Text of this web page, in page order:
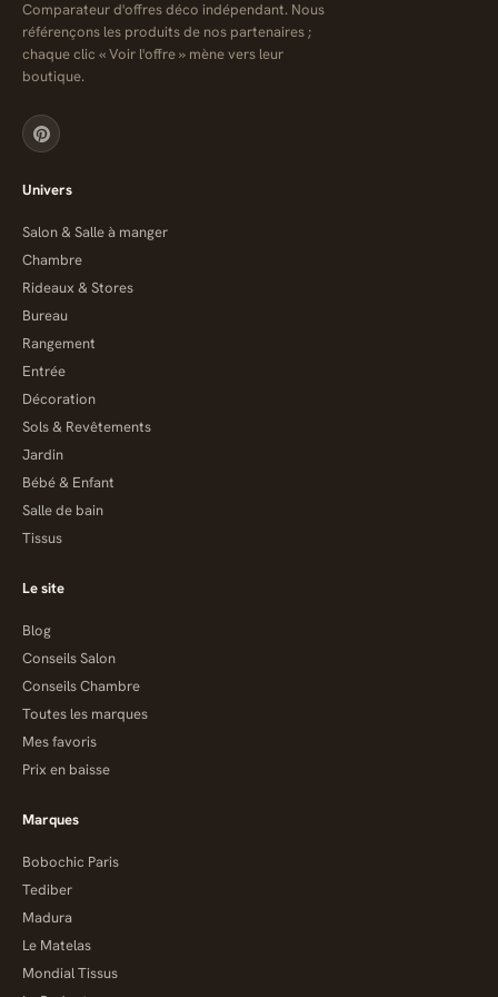
Comparateur d'offres déco indépendant. Nous
référençons les produits de nos partenaires ;
chaque clic « Voir l'offre » mène vers leur
boutique.
Univers
Salon & Salle à manger
Chambre
Rideaux & Stores
Bureau
Rangement
Entrée
Décoration
Sols & Revêtements
Jardin
Bébé & Enfant
Salle de bain
Tissus
Le site
Blog
Conseils Salon
Conseils Chambre
Toutes les marques
Mes favoris
Prix en baisse
Marques
Bobochic Paris
Tediber
Madura
Le Matelas
Mondial Tissus